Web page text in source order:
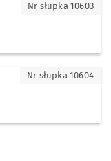
Nr słupka 10603
Nr słupka 10604